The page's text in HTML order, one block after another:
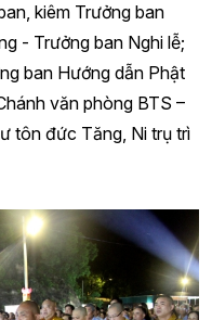
kiêm Trưởng ban
- Trưởng ban Nghi lễ;
ban Hướng dẫn Phật
văn phòng BTS –
tôn đức Tăng, Ni trụ trì